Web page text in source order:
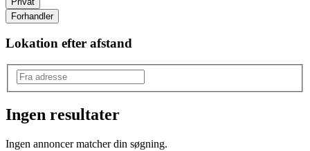
Forhandler
Lokation efter afstand
Gardinstang
Ingen resultater
Ingen annoncer matcher din søgning.